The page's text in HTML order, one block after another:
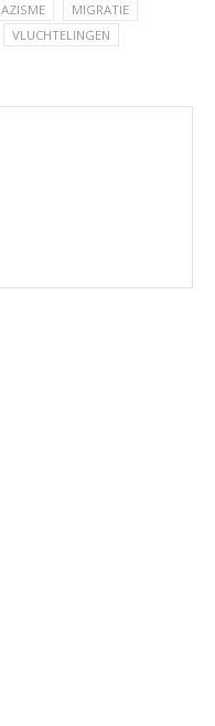
MIGRATIE
VLUCHTELINGEN